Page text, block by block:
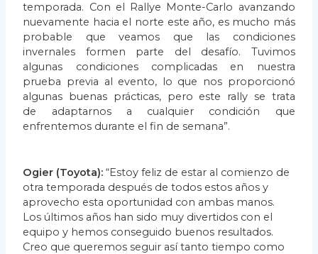
temporada. Con el Rallye Monte-Carlo avanzando
nuevamente hacia el
norte este año, es mucho más
probable que veamos que las condiciones
invernales formen parte del desafío. Tuvimos
algunas condiciones complicadas en nuestra
prueba previa al evento, lo que nos proporcionó
algunas buenas prácticas, pero este rally se trata
de adaptarnos a cualquier condición que
enfrentemos durante el fin de semana”.
Ogier (Toyota): “Estoy feliz de estar al comienzo de
otra temporada después de todos estos años y
aprovecho esta oportunidad con ambas manos.
Los últimos años han sido muy divertidos con el
equipo y hemos conseguido buenos resultados.
Creo que queremos seguir asítanto tiempo como